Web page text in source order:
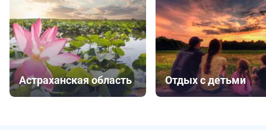
Астраханская область Отдых с детьми